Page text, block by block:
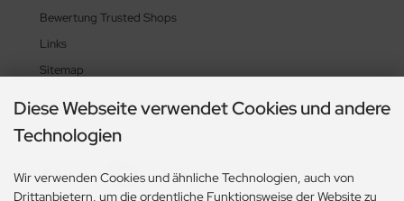
Bewertung Trusted Shops
Links
Sitemap
Zahlungsmethoden
Diese Webseite verwendet Cookies und andere
Technologien
Wir verwenden Cookies und ähnliche Technologien, auch von
Drittanbietern, um die ordentliche Funktionsweise der Website zu